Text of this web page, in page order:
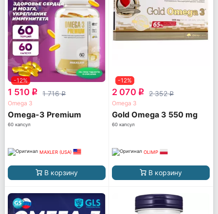
-12%
1 510 q 1 716q
Omega 3
Omega-3 Premium
60 капсул
MAXLER (USA)
В корзину
-12%
2 070 q 2 352q
Omega 3
Gold Omega 3 550 mg
60 капсул
OLIMP
В корзину